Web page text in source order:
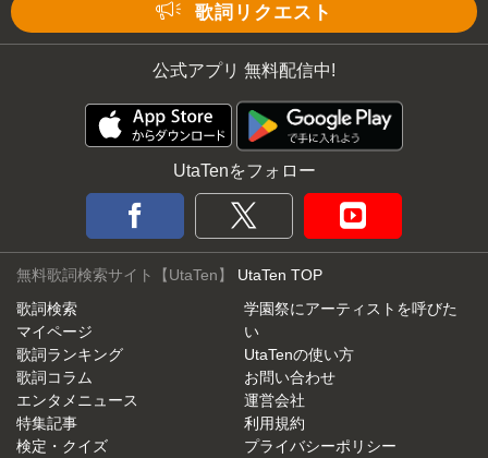
歌詞リクエスト
公式アプリ 無料配信中!
UtaTenをフォロー
無料歌詞検索サイト【UtaTen】 UtaTen TOP
歌詞検索
マイページ
歌詞ランキング
歌詞コラム
エンタメニュース
特集記事
検定・クイズ
学園祭にアーティストを呼びた
い
UtaTenの使い方
お問い合わせ
運営会社
利用規約
プライバシーポリシー